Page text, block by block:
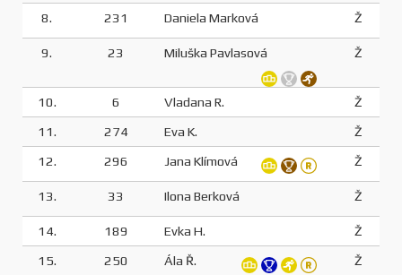
8. 231 Daniela Marková Ž
9. 23 Miluška Pavlasová Ž
10. 6 Vladana R.
Ž
11.
274 Eva K.
Ž
12.
296 Jana Klímová Ž
13. 33 Ilona Berková Ž
14. 189 Evka H.
Ž
15.
250 Ála Ř.
Ž